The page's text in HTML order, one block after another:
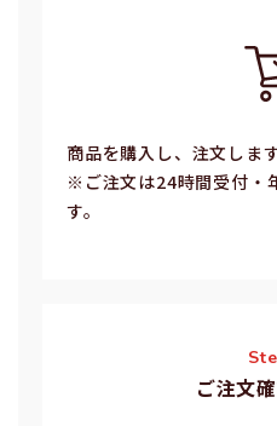
商品を購入し、注文します
※ご注⽂は24時間受付・
す。
ご注文